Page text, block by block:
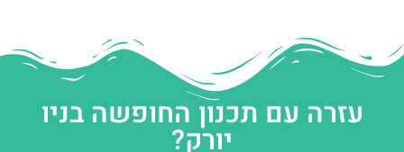
עזרה עם תכנון החופשה בניו
יורק?